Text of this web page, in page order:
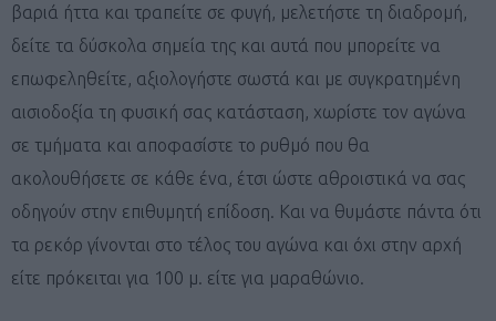
βαριά ήττα και τραπείτε σε φυγή, μελετήστε τη διαδρομή,
δείτε τα δύσκολα σημεία της και αυτά που μπορείτε να
επωφεληθείτε, αξιολογήστε σωστά και με συγκρατημένη
αισιοδοξία τη φυσική σας κατάσταση, χωρίστε τον αγώνα
σε τμήματα και αποφασίστε το ρυθμό που θα
ακολουθήσετε σε κάθε ένα, έτσι ώστε αθροιστικά να σας
οδηγούν στην επιθυμητή επίδοση. Και να θυμάστε πάντα ότι
τα ρεκόρ γίνονται στο τέλος του αγώνα και όχι στην αρχή
είτε πρόκειται για 100 μ. είτε για μαραθώνιο.